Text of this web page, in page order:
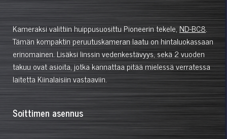
Kameraksi valittiin huippusuosittu Pioneerin tekele,ND-BC8.
Tämän kompaktin peruutuskameran laatu on hintaluokassaan
erinomainen. Lisäksi linssin vedenkestävyys, sekä 2 vuoden
takuu ovat asioita, jotka kannattaa pitää mielessä verratessa
laitetta Kiinalaisiin vastaaviin.
Soittimen asennus